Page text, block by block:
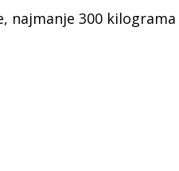
najmanje 300 kilograma